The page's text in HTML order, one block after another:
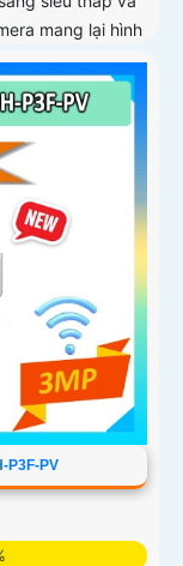
mang lại hình
P3F-PV